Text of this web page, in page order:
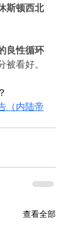
斯顿西北
良性循环
看好。
（内陆帝
查看全部